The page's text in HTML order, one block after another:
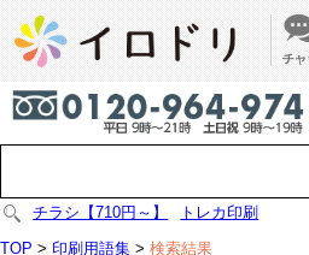
チラシ【710円～】
トレカ印刷
TOP > 印刷用語集 > 検索結果